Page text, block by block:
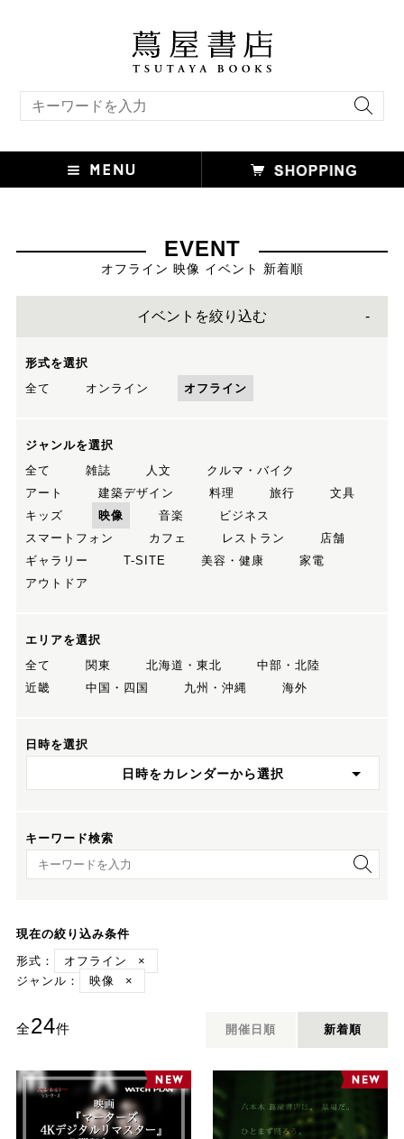
EVENT
オフライン 映像 イベント 新着順
イベントを絞り込む
形式を選択
全て
オンライン オフライン
ジャンルを選択
全て
雑誌 人文
クルマ・バイク
アート
建築デザイン 料理 旅行
文具
キッズ
映像 音楽
ビジネス
スマートフォン
カフェ レストラン
店舗
ギャラリー
T-SITE 美容・健康
家電
アウトドア
エリアを選択
全て
関東 北海道・東北
中部・北陸
近畿
中国・四国 九州・沖縄 海外
日時を選択
日時をカレンダーから選択
キーワード検索
キーワード検索
現在の絞り込み条件
形式：
オフライン
×
ジャンル：
映像 ×
全24件 開催日順 新着順